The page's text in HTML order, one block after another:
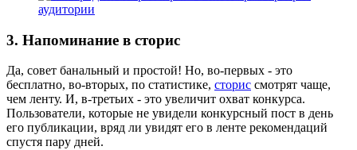
3. Напоминание в сторис
Да, совет банальный и простой! Но, во-первых - это
бесплатно, во-вторых, по статистике, сторис смотрят чаще,
чем ленту. И, в-третьих - это увеличит охват конкурса.
Пользователи, которые не увидели конкурсный пост в день
его публикации, вряд ли увидят его в ленте рекомендаций
спустя пару дней.